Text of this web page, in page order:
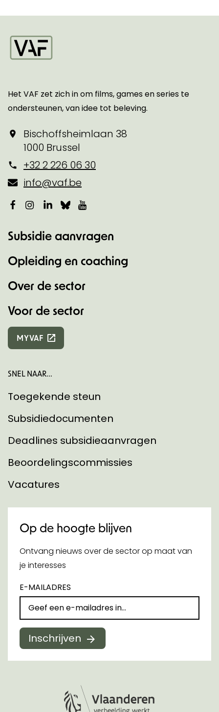
Het VAF zet zich in om films, games en series te
ondersteunen, van idee tot beleving.
Bischoffsheimlaan 38
1000 Brussel
+32 2 226 06 30
info@vaf.be
Facebook
Instagram
LinkedIn
Bluesky
Subsidie aanvragen
Opleiding en coaching
Over de sector
Voor de sector
MYVAF
SNEL NAAR...
Toegekende steun
Subsidiedocumenten
Deadlines subsidieaanvragen
Beoordelingscommissies
Vacatures
Op de hoogte blijven
Ontvang nieuws over de sector op maat van
je interesses
E-MAILADRES
Inschrijven